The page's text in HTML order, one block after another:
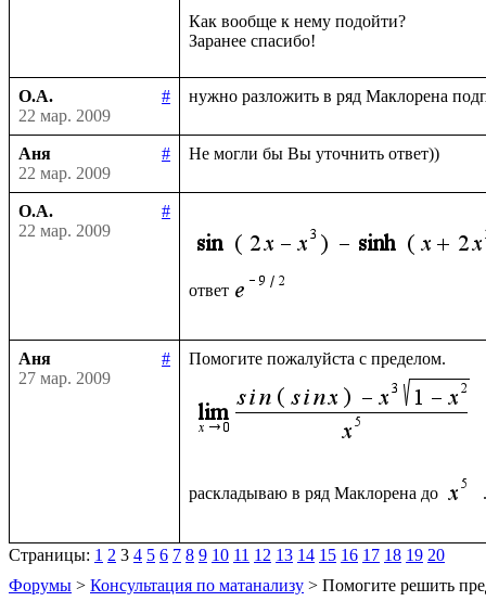
Как вообще к нему подойти?
О.А.
#
22 мар. 2009
Аня
#
22 мар. 2009
О.А.
#
22 мар. 2009
ответ
Аня
#
27 мар. 2009
раскладываю в ряд Маклорена до
Страницы: 1 2 3 4 5 6 7 8 9 10 11 12 13 14 15 16 17 18 19 20
Форумы > Консультация по матанализу > Помогите решить